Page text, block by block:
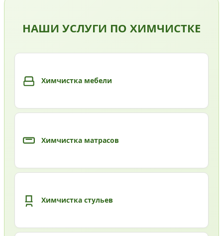
НАШИ УСЛУГИ ПО ХИМЧИСТКЕ
Химчистка мебели
Химчистка матрасов
Химчистка стульев